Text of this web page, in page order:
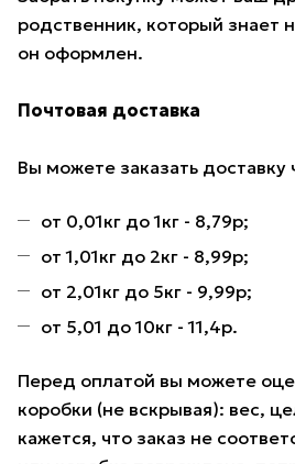
родственник, который знает
он оформлен.
Почтовая доставка
Вы можете заказать доставку
от 0,01кг до 1кг - 8,79р;
от 1,01кг до 2кг - 8,99р;
от 2,01кг до 5кг - 9,99р;
от 5,01 до 10кг - 11,4р.
Перед оплатой вы можете
коробки (не вскрывая): вес,
кажется, что заказ не